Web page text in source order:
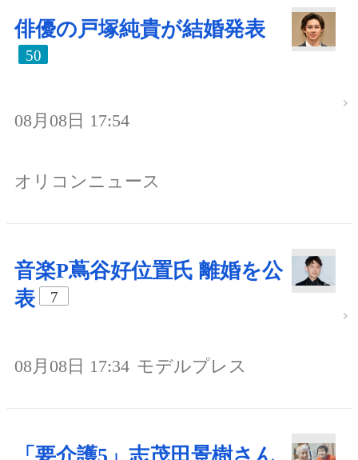
俳優の戸塚純貴が結婚発表
50
08月08日 17:54
オリコンニュース
音楽P蔦谷好位置氏 離婚を公
表
7
08月08日 17:34 モデルプレス
「要介護5」志茂田景樹さん